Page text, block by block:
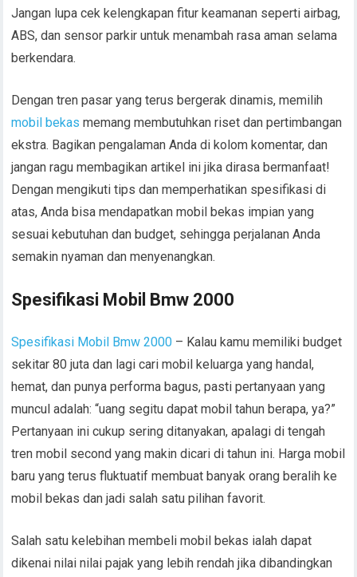
Jangan lupa cek kelengkapan fitur keamanan seperti airbag,
ABS, dan sensor parkir untuk menambah rasa aman selama
berkendara.
Dengan tren pasar yang terus bergerak dinamis, memilih
mobil bekas memang membutuhkan riset dan pertimbangan
ekstra. Bagikan pengalaman Anda di kolom komentar, dan
jangan ragu membagikan artikel ini jika dirasa bermanfaat!
Dengan mengikuti tips dan memperhatikan spesifikasi di
atas, Anda bisa mendapatkan mobil bekas impian yang
sesuai kebutuhan dan budget, sehingga perjalanan Anda
semakin nyaman dan menyenangkan.
Spesifikasi Mobil Bmw 2000
Spesifikasi Mobil Bmw 2000 – Kalau kamu memiliki budget
sekitar 80 juta dan lagi cari mobil keluarga yang handal,
hemat, dan punya performa bagus, pasti pertanyaan yang
muncul adalah: “uang segitu dapat mobil tahun berapa, ya?”
Pertanyaan ini cukup sering ditanyakan, apalagi di tengah
tren mobil second yang makin dicari di tahun ini. Harga mobil
baru yang terus fluktuatif membuat banyak orang beralih ke
mobil bekas dan jadi salah satu pilihan favorit.
Salah satu kelebihan membeli mobil bekas ialah dapat
dikenai nilai nilai pajak yang lebih rendah jika dibandingkan